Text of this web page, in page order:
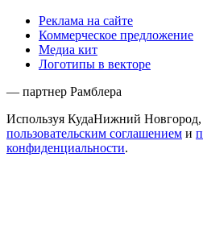
Реклама на сайте
Коммерческое предложение
Медиа кит
Логотипы в векторе
— партнер Рамблера
Используя КудаНижний Новгород,
пользовательским соглашением и
конфиденциальности.